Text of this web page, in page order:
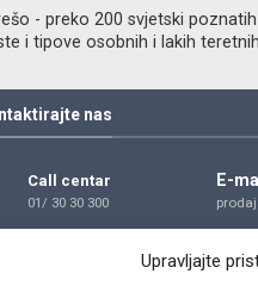
Upravljajte
- preko 200 svjetski
i tipove osobnih i lakih
nas
Call centar
01/ 30 30 300
E-
Zagreb